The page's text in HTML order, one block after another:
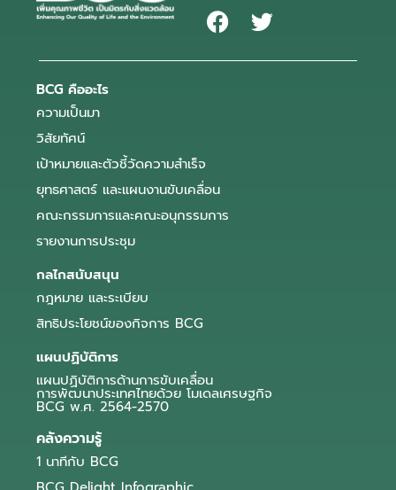
BCG คืออะไร
ความเป็นมา
วิสัยทัศน์
เป้าหมายและตัวชี้วัดความสำเร็จ
ยุทธศาสตร์ และแผนงานขับเคลื่อน
คณะกรรมการและคณะอนุกรรมการ
รายงานการประชุม
กลไกสนับสนุน
กฎหมาย และระเบียบ
สิทธิประโยชน์ของกิจการ BCG
แผนปฏิบัติการ
แผนปฏิบัติการด้านการขับเคลื่อน
การพัฒนาประเทศไทยด้วย โมเดลเศรษฐกิจ
BCG พ.ศ. 2564-2570
คลังความรู้
1 นาทีกับ BCG